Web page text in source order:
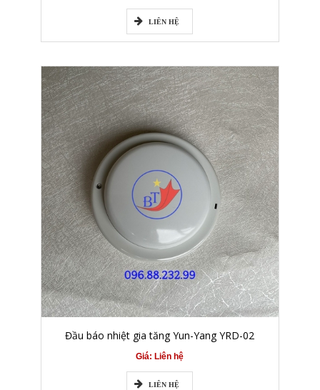
LIÊN HỆ
Đầu báo nhiệt gia tăng Yun-Yang YRD-02
Giá: Liên hệ
LIÊN HỆ